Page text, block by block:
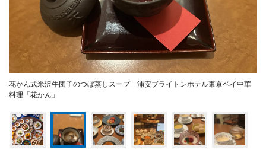
花かん式米沢牛団子のつぼ蒸しスープ 浦安ブライトンホテル東京ベイ中華
料理「花かん」